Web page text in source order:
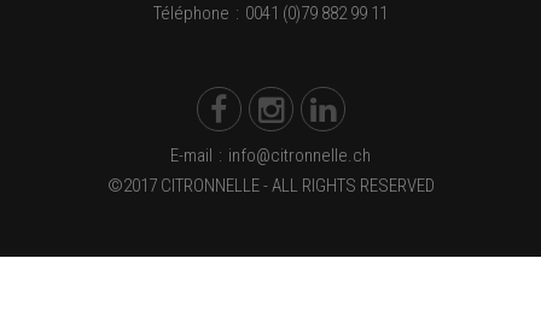
Téléphone : 0041 (0)79 882 99 11
E-mail : info@citronnelle.ch
©2017 CITRONNELLE - ALL RIGHTS RESERVED